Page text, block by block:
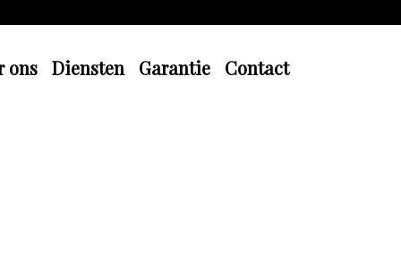
ons Diensten Garantie Contact